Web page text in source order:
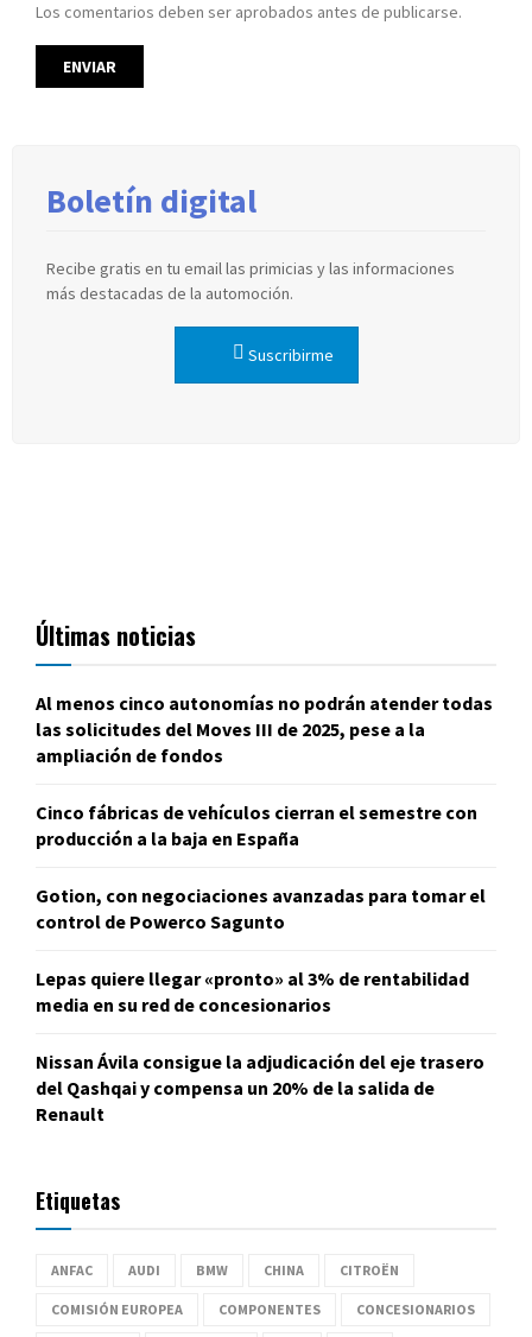
Los comentarios deben ser aprobados antes de publicarse.
Boletín digital
Recibe gratis en tu email las primicias y las informaciones
más destacadas de la automoción.
Suscribirme
Últimas noticias
Al menos cinco autonomías no podrán atender todas
las solicitudes del Moves III de 2025, pese a la
ampliación de fondos
Cinco fábricas de vehículos cierran el semestre con
producción a la baja en España
Gotion, con negociaciones avanzadas para tomar el
control de Powerco Sagunto
Lepas quiere llegar «pronto» al 3% de rentabilidad
media en su red de concesionarios
Nissan Ávila consigue la adjudicación del eje trasero
del Qashqai y compensa un 20% de la salida de
Renault
Etiquetas
ANFAC AUDI BMW CHINA CITROËN
COMISIÓN EUROPEA COMPONENTES CONCESIONARIOS